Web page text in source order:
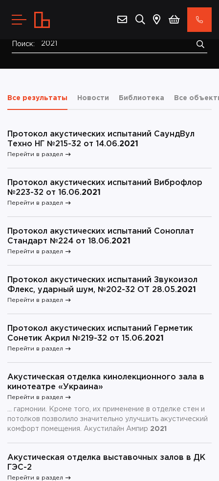
Поиск:
Все результаты Новости Библиотека Все
Протокол акустических испытаний СаундВул
Техно НГ №215-32 от 14.06.2021
Перейти в раздел
Протокол акустических испытаний Виброфлор
№223-32 от 16.06.2021
Перейти в раздел
Протокол акустических испытаний Соноплат
Стандарт №224 от 18.06.2021
Перейти в раздел
Протокол акустических испытаний Звукоизол
Флекс, ударный шум, №202-32 ОТ 28.05.2021
Перейти в раздел
Протокол акустических испытаний Герметик
Сонетик Акрил №219-32 от 15.06.2021
Перейти в раздел
Акустическая отделка кинолекционного зала в
кинотеатре «Украина»
Перейти в раздел
... гармонии. Кроме того, их применение в отделке стен и
потолков позволило значительно улучшить акустический
комфорт помещения. Акустилайн Ампир 2021
Акустическая отделка выставочных залов в ДК
ГЭС-2
Перейти в раздел